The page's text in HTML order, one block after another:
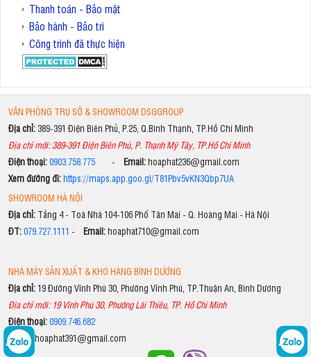
Thanh toán - Bảo mật
Bảo hành - Bảo trì
Công trình đã thực hiện
VĂN PHÒNG TRỤ SỞ & SHOWROOM DSGGROUP
Địa chỉ: 389-391 Điện Biên Phủ, P.25, Q.Bình Thạnh, TP.Hồ Chí Minh
Địa chỉ mới: 389-391 Điện Biên Phủ, P. Thạnh Mỹ Tây, TP.Hồ Chí Minh
Điện thoại:0903.758.775- Email:hoaphat236@gmail.com
Xem đường đi:https://maps.app.goo.gl/T81Pbv5vKN3Qbp7UA
SHOWROOM HÀ NỘI
Địa chỉ:Tầng 4 - Toà Nhà 104-106 Phố Tân Mai - Q. Hoàng Mai - Hà Nội
ĐT:079.727.1111 - Email:hoaphat710@gmail.com
NHÀ MÁY SẢN XUẤT & KHO HÀNG BÌNH DƯƠNG
Địa chỉ:19 Đường Vĩnh Phú 30, Phường Vĩnh Phú, TP.Thuận An, Bình Dương
Địa chỉ mới: 19 Vĩnh Phú 30, Phường Lái Thiêu, TP. Hồ Chí Minh
Điện thoại:0909.746.682
Email:hoaphat391@gmail.com